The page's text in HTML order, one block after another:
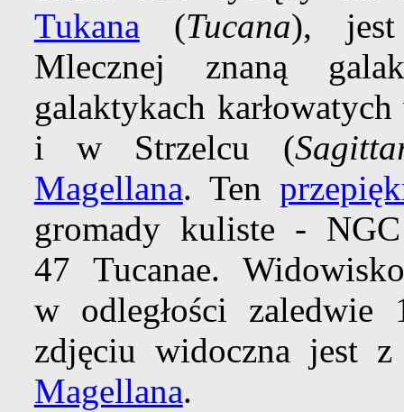
Tukana (Tucana), jest
Mlecznej znaną
galaktykach
i w Strzelcu (
Magellana. Ten
gromady kuliste -
47 Tucanae.
w odległości
zdjęciu widoczna jest
Magellana.